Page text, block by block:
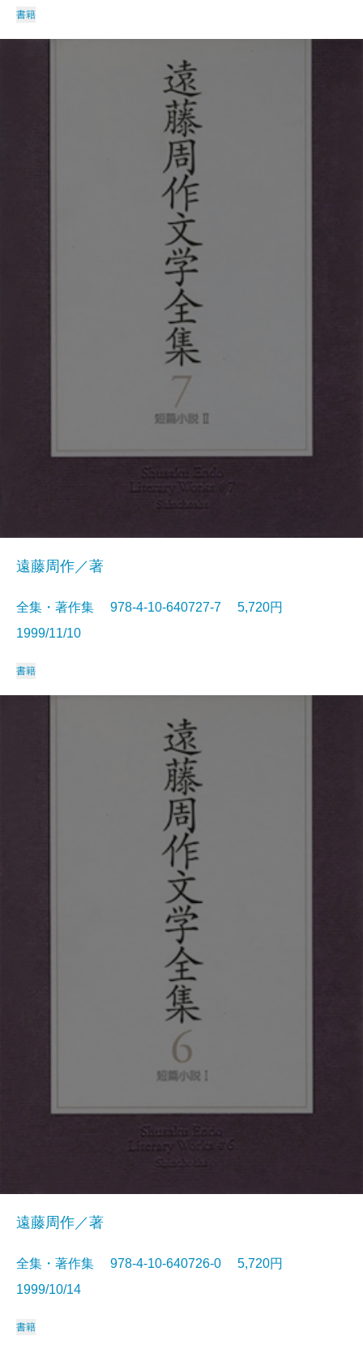
書籍
遠藤周作／著
全集・著作集 978-4-10-640727-7 5,720円
1999/11/10
書籍
遠藤周作／著
全集・著作集 978-4-10-640726-0 5,720円
1999/10/14
書籍